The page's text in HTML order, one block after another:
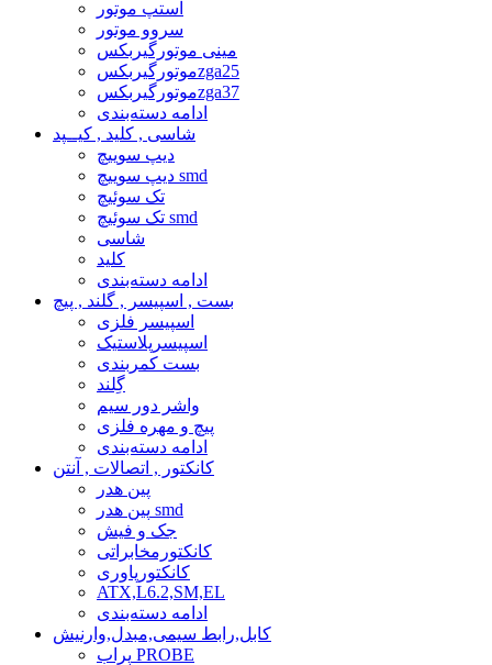
استپ موتور
سروو موتور
مینی موتورگیربکس
موتورگیربکسzga25
موتورگیربکسzga37
ادامه دسته‌بندی
شاسی , کلید , کیــپد
دیپ سوییچ
دیپ سوییچ smd
تک سوئیچ
تک سوئیچ smd
شاسی
کلید
ادامه دسته‌بندی
بست , اسپیسر , گلند , پیچ
اسپیسر فلزی
اسپیسرپلاستیک
بست کمربندی
گِلند
واشر دور سیم
پیچ و مهره فلزی
ادامه دسته‌بندی
کانکتور , اتصالات , آنتن
پین هدر
پین هدر smd
جک و فیش
کانکتورمخابراتی
کانکتورپاوری
ATX,L6.2,SM,EL
ادامه دسته‌بندی
کابل,رابط سیمی,مبدل,وارنیش
پراب PROBE